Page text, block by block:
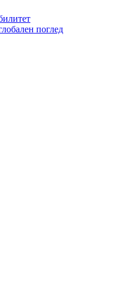
поглед